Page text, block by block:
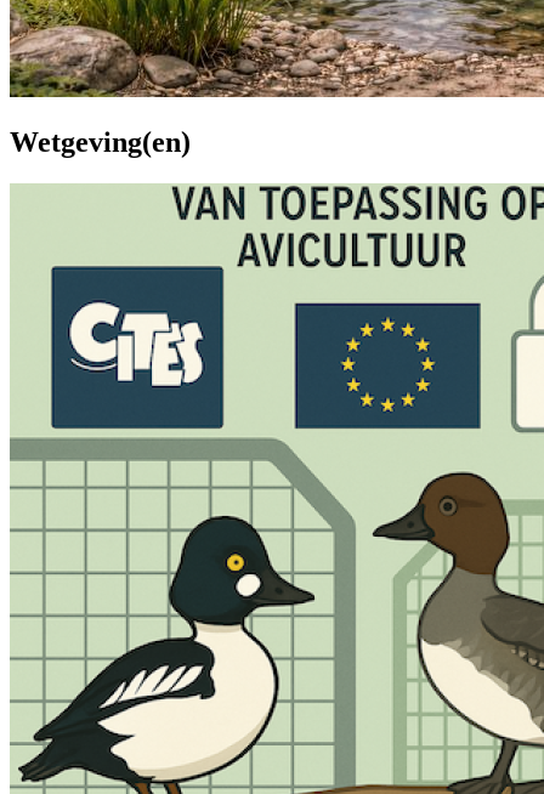
Wetgeving(en)